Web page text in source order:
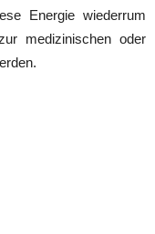
Energie wiederrum
medizinischen oder